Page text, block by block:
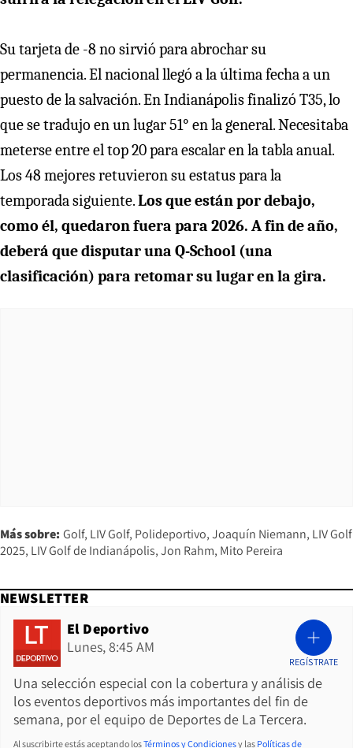
Su tarjeta de -8 no sirvió para abrochar su
permanencia. El nacional llegó a la última fecha a un
puesto de la salvación. En Indianápolis finalizó T35, lo
que se tradujo en un lugar 51° en la general. Necesitaba
meterse entre el top 20 para escalar en la tabla anual.
Los 48 mejores retuvieron su estatus para la
temporada siguiente.Los que están por debajo,
como él, quedaron fuera para 2026. A fin de año,
deberá que disputar una Q-School (una
clasificación) para retomar su lugar en la gira.
Más sobre: Golf LIV Golf Polideportivo Joaquín Niemann LIV Golf
2025 LIV Golf de Indianápolis Jon Rahm Mito Pereira
NEWSLETTER
El Deportivo
Lunes, 8:45 AM
Una selección especial con la cobertura y análisis de
los eventos deportivos más importantes del fin de
semana, por el equipo de Deportes de La Tercera.
REGÍSTRATE
Al suscribirte estás aceptando losTérminos y Condicionesy las Políticas de